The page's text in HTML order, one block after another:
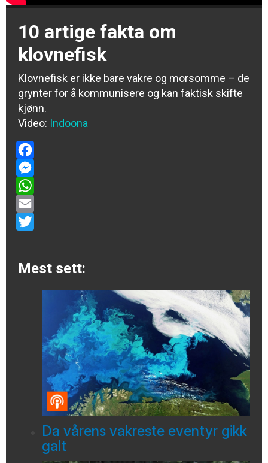
10 artige fakta om
klovnefisk
Klovnefisk er ikke bare vakre og morsomme – de
grynter for å kommunisere og kan faktisk skifte
kjønn.
Video: Indoona
Facebook
Messenger
WhatsApp
Email
Mest sett:
Da vårens vakreste eventyr gikk
galt